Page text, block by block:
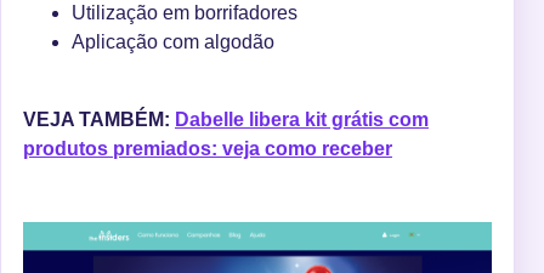
Utilização em borrifadores
Aplicação com algodão
VEJA TAMBÉM: Dabelle libera kit grátis com
produtos premiados: veja como receber